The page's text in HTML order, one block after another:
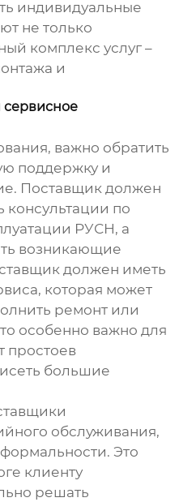
индивидуальные
не только
комплекс услуг –
и
сервисное
важно обратить
поддержку и
Поставщик должен
консультации по
РУСН, а
возникающие
должен иметь
которая может
ремонт или
особенно важно для
простоев
большие
обслуживания,
Это
клиенту
решать